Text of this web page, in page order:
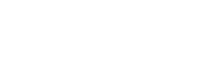
ず変更すること